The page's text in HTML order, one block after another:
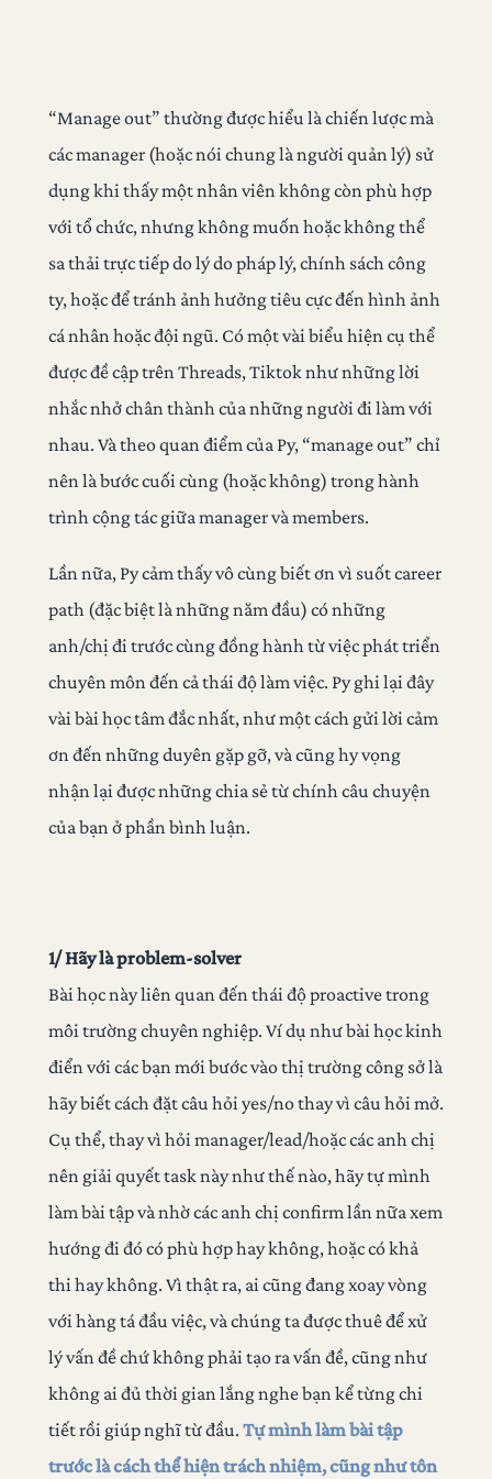
“Manage out” thường được hiểu là chiến lược mà
các manager (hoặc nói chung là người quản lý) sử
dụng khi thấy một nhân viên không còn phù hợp
với tổ chức, nhưng không muốn hoặc không thể
sa thải trực tiếp do lý do pháp lý, chính sách công
ty, hoặc để tránh ảnh hưởng tiêu cực đến hình ảnh
cá nhân hoặc đội ngũ. Có một vài biểu hiện cụ thể
được đề cập trên Threads, Tiktok như những lời
nhắc nhở chân thành của những người đi làm với
nhau. Và theo quan điểm của Py, “manage out” chỉ
nên là bước cuối cùng (hoặc không) trong hành
trình cộng tác giữa manager và members.
Lần nữa, Py cảm thấy vô cùng biết ơn vì suốt career
path (đặc biệt là những năm đầu) có những
anh/chị đi trước cùng đồng hành từ việc phát triển
chuyên môn đến cả thái độ làm việc. Py ghi lại đây
vài bài học tâm đắc nhất, như một cách gửi lời cảm
ơn đến những duyên gặp gỡ, và cũng hy vọng
nhận lại được những chia sẻ từ chính câu chuyện
của bạn ở phần bình luận.
1/ Hãy là problem-solver
Bài học này liên quan đến thái độ proactive trong
môi trường chuyên nghiệp. Ví dụ như bài học kinh
điển với các bạn mới bước vào thị trường công sở là
hãy biết cách đặt câu hỏi yes/no thay vì câu hỏi mở.
Cụ thể, thay vì hỏi manager/lead/hoặc các anh chị
nên giải quyết task này như thế nào, hãy tự mình
làm bài tập và nhờ các anh chị confirm lần nữa xem
hướng đi đó có phù hợp hay không, hoặc có khả
thi hay không. Vì thật ra, ai cũng đang xoay vòng
với hàng tá đầu việc, và chúng ta được thuê để xử
lý vấn đề chứ không phải tạo ra vấn đề, cũng như
không ai đủ thời gian lắng nghe bạn kể từng chi
tiết rồi giúp nghĩ từ đầu. Tự mình làm bài tập
trước là cách thể hiện trách nhiệm, cũng như tôn